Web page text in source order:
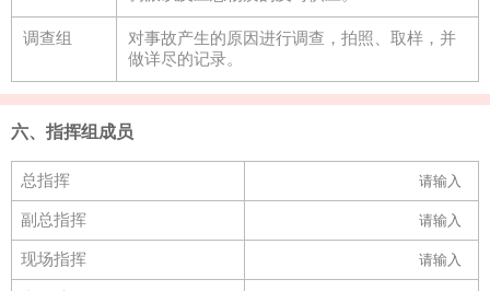
调查组
对事故产生的原因进行调查，拍照、取样，并
做详尽的记录。
六、指挥组成员
总指挥
副总指挥
现场指挥